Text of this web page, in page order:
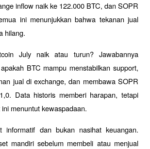
inflow naik ke 122.000 BTC, dan SOPR
ini menunjukkan bahwa tekanan jual
hilang.
July naik atau turun? Jawabannya
BTC mampu menstabilkan support,
jual di exchange, dan membawa SOPR
Data historis memberi harapan, tetapi
menuntut kewaspadaan.
informatif dan bukan nasihat keuangan.
mandiri sebelum membeli atau menjual